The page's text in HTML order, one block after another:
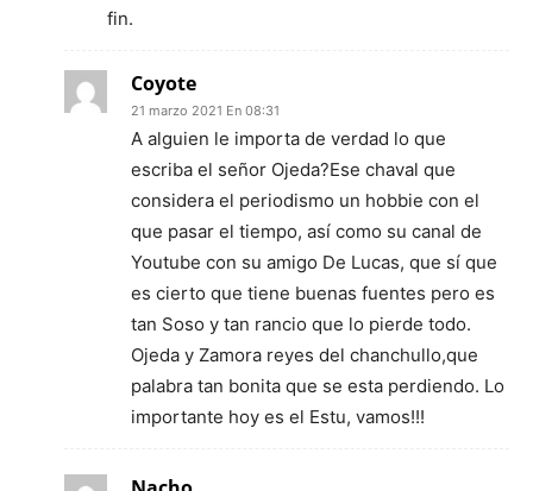
fin.
Coyote
21 marzo 2021 En 08:31
A alguien le importa de verdad lo que
escriba el señor Ojeda?Ese chaval que
considera el periodismo un hobbie con el
que pasar el tiempo, así como su canal de
Youtube con su amigo De Lucas, que sí que
es cierto que tiene buenas fuentes pero es
tan Soso y tan rancio que lo pierde todo.
Ojeda y Zamora reyes del chanchullo,que
palabra tan bonita que se esta perdiendo. Lo
importante hoy es el Estu, vamos!!!